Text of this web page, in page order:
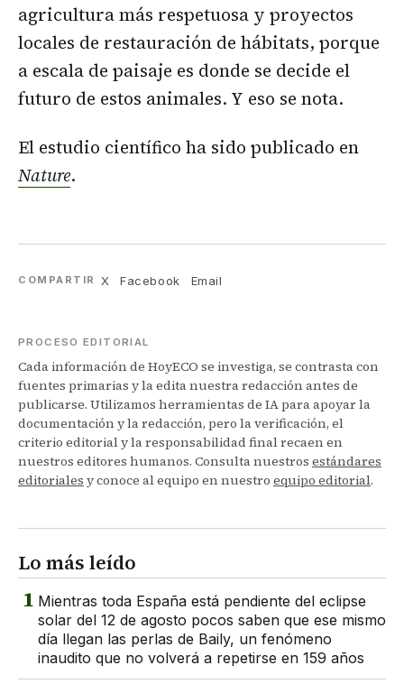
agricultura más respetuosa y proyectos
locales de restauración de hábitats, porque
a escala de paisaje es donde se decide el
futuro de estos animales. Y eso se nota.
El estudio científico ha sido publicado en
Nature.
COMPARTIR X Facebook Email
PROCESO EDITORIAL
Cada información de HoyECO se investiga, se contrasta con
fuentes primarias y la edita nuestra redacción antes de
publicarse. Utilizamos herramientas de IA para apoyar la
documentación y la redacción, pero la verificación, el
criterio editorial y la responsabilidad final recaen en
nuestros editores humanos. Consulta nuestros estándares
editoriales y conoce al equipo en nuestro equipo editorial.
Lo más leído
1 Mientras toda España está pendiente del eclipse
solar del 12 de agosto pocos saben que ese mismo
día llegan las perlas de Baily, un fenómeno
inaudito que no volverá a repetirse en 159 años